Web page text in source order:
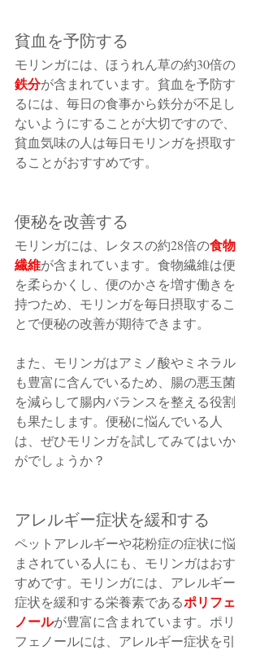
貧血を予防する
モリンガには、ほうれん草の約30倍の
鉄分が含まれています。貧血を予防す
るには、毎日の食事から鉄分が不足し
ないようにすることが大切ですので、
貧血気味の人は毎日モリンガを摂取す
ることがおすすめです。
便秘を改善する
モリンガには、レタスの約28倍の食物
繊維が含まれています。食物繊維は便
を柔らかくし、便のかさを増す働きを
持つため、モリンガを毎日摂取するこ
とで便秘の改善が期待できます。
また、モリンガはアミノ酸やミネラル
も豊富に含んでいるため、腸の悪玉菌
を減らして腸内バランスを整える役割
も果たします。便秘に悩んでいる人
は、ぜひモリンガを試してみてはいか
がでしょうか？
アレルギー症状を緩和する
ペットアレルギーや花粉症の症状に悩
まされている人にも、モリンガはおす
すめです。モリンガには、アレルギー
症状を緩和する栄養素であるポリフェ
ノールが豊富に含まれています。ポリ
フェノールには、アレルギー症状を引